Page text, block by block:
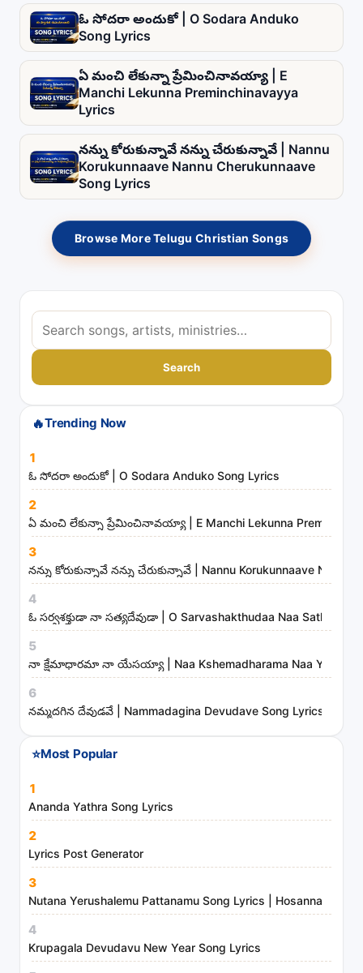
ఓ సోదరా అందుకో | O Sodara Anduko
Song Lyrics
ఏ మంచి లేకున్నా ప్రేమించినావయ్యా | E
Manchi Lekunna Preminchinavayya
Lyrics
నన్ను కోరుకున్నావే నన్ను చేరుకున్నావే | Nannu
Korukunnaave Nannu Cherukunnaave
Song Lyrics
Browse More Telugu Christian Songs
S
e
a
r
h
o
n
g
s
,
a
r
t
t
s
d
m
i
s
t
r
i
e
Search
🔥Trending Now
1
ఓ సోదరా అందుకో | O Sodara Anduko Song Lyrics
2
ఏ మంచి లేకున్నా ప్రేమించినావయ్యా | E Manchi Lekunna
3
నన్ను కోరుకున్నావే నన్ను చేరుకున్నావే | Nannu Korukunnaave Nannu
4
ఓ సర్వశక్తుడా నా సత్యదేవుడా | O Sarvashakthudaa Naa
5
నా క్షేమాధారమా నా యేసయ్యా | Naa Kshemadharama Naa Yesayya
6
నమ్మదగిన దేవుడవే | Nammadagina Devudave Song Lyrics
⭐Most Popular
1
Ananda Yathra Song Lyrics
2
Lyrics Post Generator
3
Nutana Yerushalemu Pattanamu Song Lyrics | Hosanna
4
Krupagala Devudavu New Year Song Lyrics